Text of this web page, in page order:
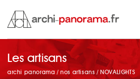
Les artisans
archi panorama /nos artisans / NOVALIGHTS